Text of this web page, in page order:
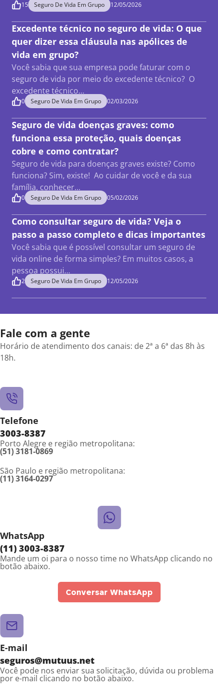
15 Seguro De Vida Em Grupo 12/05/2026
Excedente técnico no seguro de vida: O que
quer dizer essa cláusula nas apólices de
vida em grupo?
Você sabia que sua empresa pode faturar com o
seguro de vida por meio do excedente técnico? O
excedente técnico…
0 Seguro De Vida Em Grupo 02/03/2026
Seguro de vida doenças graves: como
funciona essa proteção, quais doenças
cobre e como contratar?
Seguro de vida para doenças graves existe? Como
funciona? Sim, existe! Ao cuidar de você e da sua
família, conhecer…
0 Seguro De Vida Em Grupo 05/02/2026
Como consultar seguro de vida? Veja o
passo a passo completo e dicas importantes
Você sabia que é possível consultar um seguro de
vida online de forma simples? Em muitos casos, a
pessoa possui…
2 Seguro De Vida Em Grupo 12/05/2026
Fale com a gente
Horário de atendimento dos canais: de 2ª a 6ª das 8h às
18h.
Telefone
3003-8387
Porto Alegre e região metropolitana:
(51) 3181-0869
São Paulo e região metropolitana:
(11) 3164-0297
WhatsApp
(11) 3003-8387
Mande um oi para o nosso time no WhatsApp clicando no
botão abaixo.
Conversar WhatsApp
E-mail
seguros@mutuus.net
Você pode nos enviar sua solicitação, dúvida ou problema
por e-mail clicando no botão abaixo.